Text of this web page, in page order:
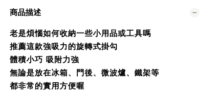
商品描述
老是煩惱如何收納一些小用品或工具嗎
推薦這款強吸力的旋轉式掛勾
體積小巧 吸附力強
無論是放在冰箱、門後、微波爐、鐵架等
都非常的實用方便喔